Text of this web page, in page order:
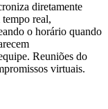
diretamente
real,
o horário quando
Reuniões do
virtuais.